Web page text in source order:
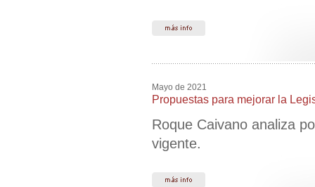
Mayo de 2021
Propuestas para mejorar la
Roque Caivano analiza
vigente.